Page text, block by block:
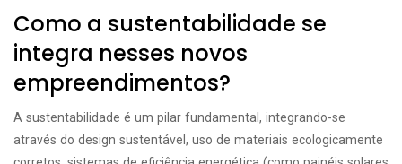
Como a sustentabilidade se
integra nesses novos
empreendimentos?
A sustentabilidade é um pilar fundamental, integrando-se
através do design sustentável, uso de materiais ecologicamente